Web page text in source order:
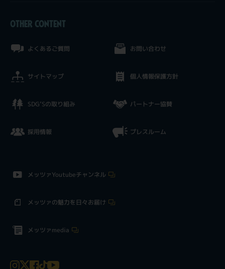
OTHER CONTENT
よくあるご質問
サイトマップ
SDG’Sの取り組み
採用情報
お問い合わせ
個人情報保護方針
パートナー協賛
プレスルーム
メッツァYoutubeチャンネル
メッツァの魅力を日々お届け
メッツァmedia